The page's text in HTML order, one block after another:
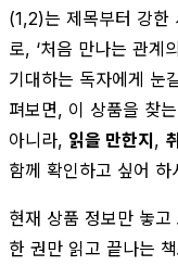
(1,2)는 제목부터 강한
로, ‘처음 만나는 관계
기대하는 독자에게 눈
펴보면, 이 상품을 찾
아니라, 읽을 만한지,
함께 확인하고 싶어 하
현재 상품 정보만 놓
한 권만 읽고 끝나는